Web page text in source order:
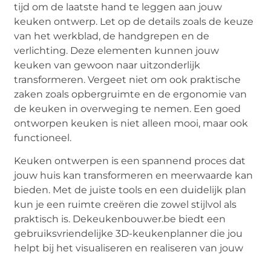
tijd om de laatste hand te leggen aan jouw
keuken ontwerp. Let op de details zoals de keuze
van het werkblad, de handgrepen en de
verlichting. Deze elementen kunnen jouw
keuken van gewoon naar uitzonderlijk
transformeren. Vergeet niet om ook praktische
zaken zoals opbergruimte en de ergonomie van
de keuken in overweging te nemen. Een goed
ontworpen keuken is niet alleen mooi, maar ook
functioneel.
Keuken ontwerpen is een spannend proces dat
jouw huis kan transformeren en meerwaarde kan
bieden. Met de juiste tools en een duidelijk plan
kun je een ruimte creëren die zowel stijlvol als
praktisch is. Dekeukenbouwer.be biedt een
gebruiksvriendelijke 3D-keukenplanner die jou
helpt bij het visualiseren en realiseren van jouw